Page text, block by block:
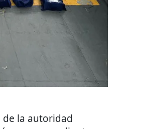
la autoridad